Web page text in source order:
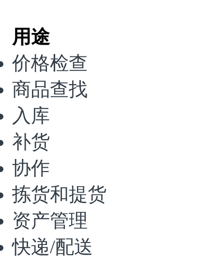
用途
价格检查
商品查找
入库
补货
协作
拣货和提货
资产管理
快递/配送